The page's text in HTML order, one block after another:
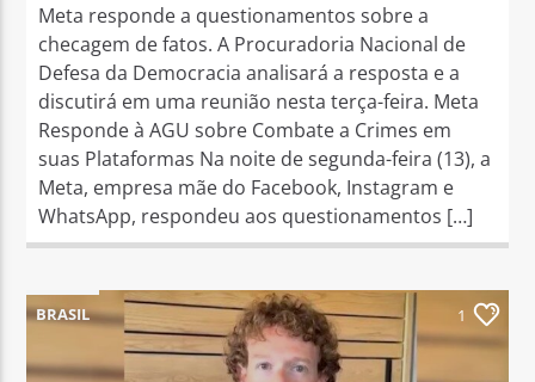
Meta responde a questionamentos sobre a
checagem de fatos. A Procuradoria Nacional de
Defesa da Democracia analisará a resposta e a
discutirá em uma reunião nesta terça-feira. Meta
Responde à AGU sobre Combate a Crimes em
suas Plataformas Na noite de segunda-feira (13), a
Meta, empresa mãe do Facebook, Instagram e
WhatsApp, respondeu aos questionamentos […]
BRASIL 1